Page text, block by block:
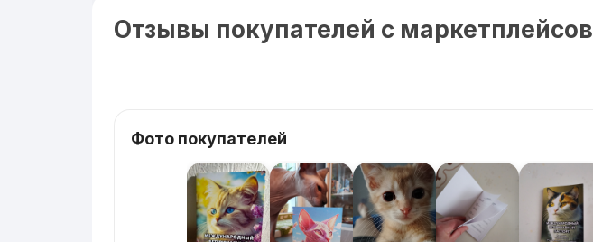
Отзывы покупателей с маркетплейсов
Фото покупателей